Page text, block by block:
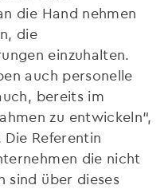
die Hand nehmen
die
einzuhalten.
auch personelle
bereits im
zu entwickeln“,
Referentin
die nicht
sind über dieses